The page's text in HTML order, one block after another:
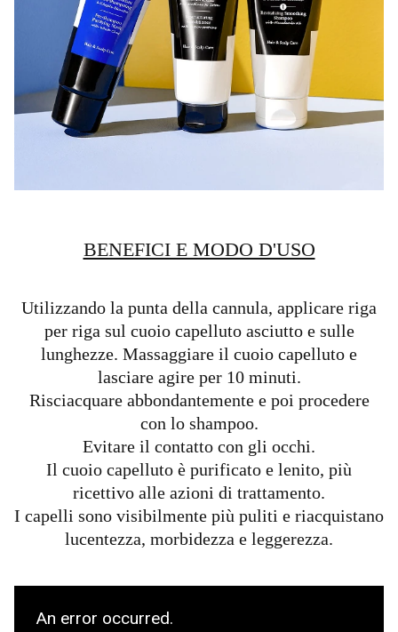
BENEFICI E MODO D'USO
Utilizzando la punta della cannula, applicare riga
per riga sul cuoio capelluto asciutto e sulle
lunghezze. Massaggiare il cuoio capelluto e
lasciare agire per 10 minuti.
Risciacquare abbondantemente e poi procedere
con lo shampoo.
Evitare il contatto con gli occhi.
Il cuoio capelluto è purificato e lenito, più
ricettivo alle azioni di trattamento.
I capelli sono visibilmente più puliti e riacquistano
lucentezza, morbidezza e leggerezza.